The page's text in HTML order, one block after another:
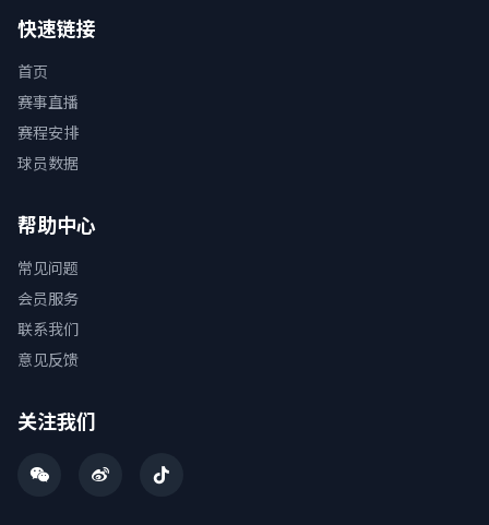
快速链接
首页
赛事直播
赛程安排
球员数据
帮助中心
常见问题
会员服务
联系我们
意见反馈
关注我们